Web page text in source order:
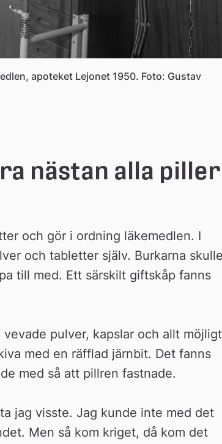
apoteket Lejonet 1950. Foto: Gustav
nästan alla piller
och gör i ordning läkemedlen. I
och tabletter själv. Burkarna
till med. Ett särskilt giftskåp fanns
pulver, kapslar och allt
med en räfflad järnbit. Det fanns
med så att pillren fastnade.
jag visste. Jag kunde inte med det
Men så kom kriget, då kom det